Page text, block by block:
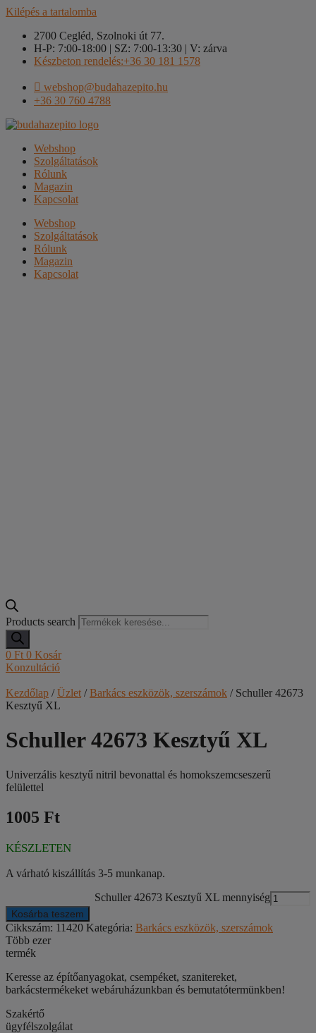
Kilépés a tartalomba
2700 Cegléd, Szolnoki út 77.
H-P: 7:00-18:00 | SZ: 7:00-13:30 | V: zárva
Készbeton rendelés:+36 30 181 1578
webshop@budahazepito.hu
+36 30 760 4788
Webshop
Szolgáltatások
Rólunk
Magazin
Kapcsolat
Webshop
Szolgáltatások
Rólunk
Magazin
Kapcsolat
Products search
0 Ft 0 Kosár
Konzultáció
Kezdőlap /Üzlet /Barkács eszközök, szerszámok / Schuller 42673
Kesztyű XL
Schuller 42673 Kesztyű XL
Univerzális kesztyű nitril bevonattal és homokszemcseszerű
felülettel
1005 Ft
KÉSZLETEN
A várható kiszállítás 3-5 munkanap.
Schuller 42673 Kesztyű XL mennyiség
Kosárba teszem
Cikkszám: 11420 Kategória: Barkács eszközök, szerszámok
Több ezer
termék
Keresse az építőanyagokat, csempéket, szanitereket,
barkácstermékeket webáruházunkban és bemutatótermünkben!
Szakértő
ügyfélszolgálat